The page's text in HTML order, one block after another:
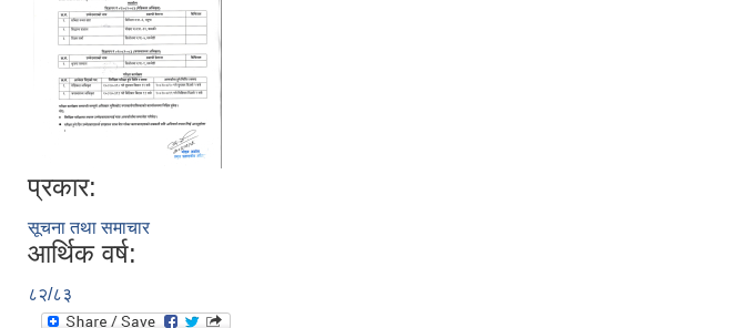
प्रकार:
सूचना तथा समाचार
आर्थिक वर्ष:
८२/८३